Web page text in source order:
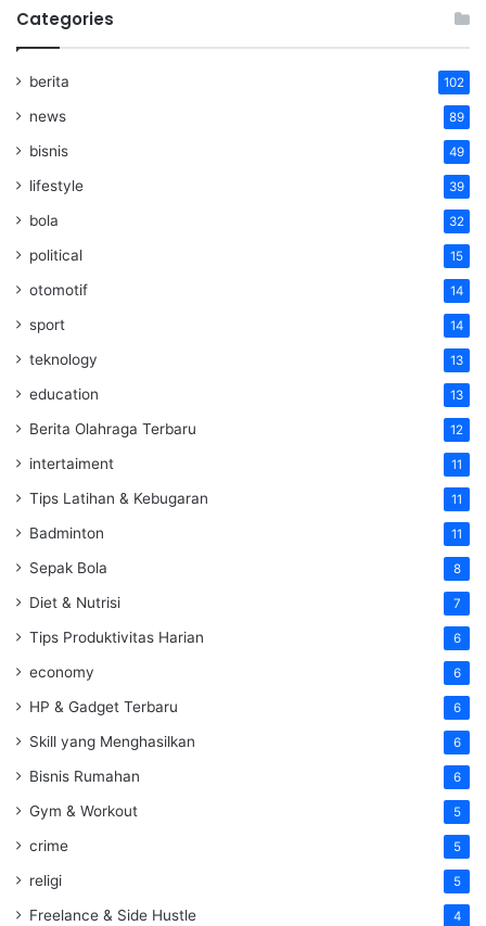
Categories
berita 102
news 89
bisnis 49
lifestyle 39
bola 32
political 15
otomotif 14
sport 14
teknology 13
education 13
Berita Olahraga Terbaru 12
intertaiment 11
Tips Latihan & Kebugaran 11
Badminton 11
Sepak Bola 8
Diet & Nutrisi 7
Tips Produktivitas Harian 6
economy 6
HP & Gadget Terbaru 6
Skill yang Menghasilkan 6
Bisnis Rumahan 6
Gym & Workout 5
crime 5
religi 5
Freelance & Side Hustle 4